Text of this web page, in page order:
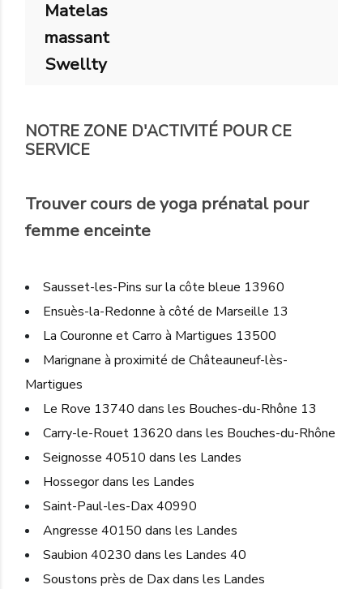
Matelas
massant
Swellty
NOTRE ZONE D'ACTIVITÉ POUR CE
SERVICE
Trouver cours de yoga prénatal pour
femme enceinte
Sausset-les-Pins sur la côte bleue 13960
Ensuès-la-Redonne à côté de Marseille 13
La Couronne et Carro à Martigues 13500
Marignane à proximité de Châteauneuf-lès-
Martigues
Le Rove 13740 dans les Bouches-du-Rhône 13
Carry-le-Rouet 13620 dans les Bouches-du-Rhône
Seignosse 40510 dans les Landes
Hossegor dans les Landes
Saint-Paul-les-Dax 40990
Angresse 40150 dans les Landes
Saubion 40230 dans les Landes 40
Soustons près de Dax dans les Landes